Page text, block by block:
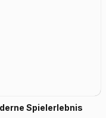
Spielerlebnis